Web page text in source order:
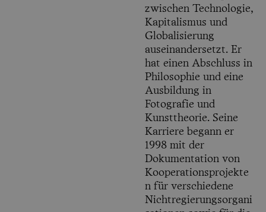
zwischen Technologie,
Kapitalismus und
Globalisierung
auseinandersetzt. Er
hat einen Abschluss in
Philosophie und eine
Ausbildung in
Fotografie und
Kunsttheorie. Seine
Karriere begann er
1998 mit der
Dokumentation von
Kooperationsprojekte
n für verschiedene
Nichtregierungsorgani